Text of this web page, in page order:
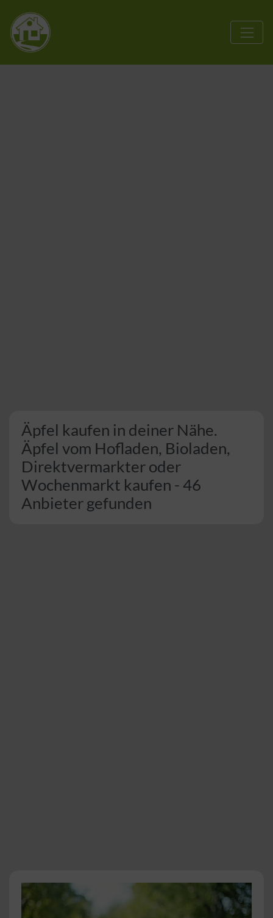
Äpfel kaufen in deiner Nähe.
Äpfel vom Hofladen, Bioladen,
Direktvermarkter oder
Wochenmarkt kaufen - 46
Anbieter gefunden